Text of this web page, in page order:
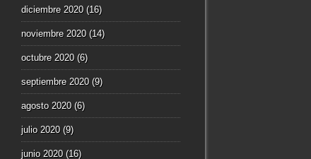
diciembre 2020(16)
noviembre 2020(14)
octubre 2020(6)
septiembre 2020(9)
agosto 2020(6)
julio 2020(9)
junio 2020(16)